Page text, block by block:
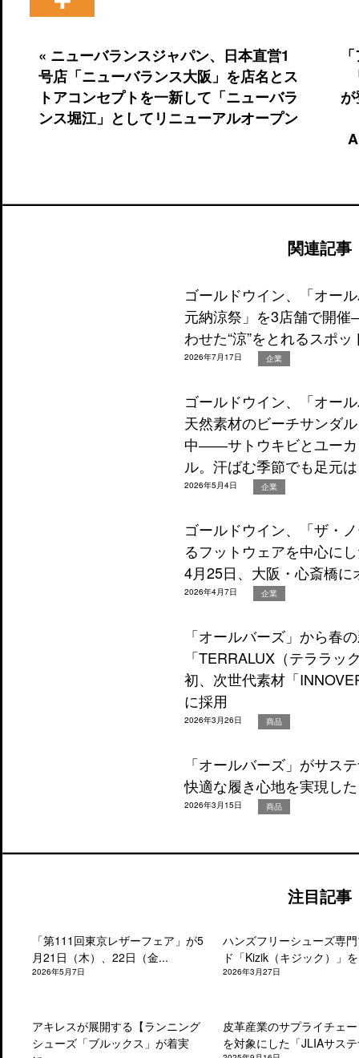
« ニューバランスジャパン、日本直営1
号店「ニューバランス大阪」を店名とス
トアコンセプトを一新して「ニューバラ
ンス堀江」としてリニューアルオープン
関連記事
ゴールドウイン、「オー
元納涼祭」を3店舗で開
わせた“涼”をとれるスポッ
2026年7月17日 企業
ゴールドウイン、「オー
天然素材のビーチサンダ
中――サトウキビとユーカ
ル。汗ばむ季節でも足元
2026年5月4日 企業
ゴールドウイン、「ザ・
るフットウェアを中心に
4月25日、大阪・心斎橋に
2026年4月7日 企業
「オールバーズ」から春
「TERRALUX（テララ
初、次世代素材「
に採用
2026年3月26日 商品
「オールバーズ」がサス
快適な履き心地を実現し
2026年3月15日 商品
注目記事
「第111回東京レザーフェア」が5
月21日（木）、22日（金...
2026年5月7日
ハンズフリーシューズ専
ド「Kizik（キジック）」
2026年3月27日
アキレスが展開する【ランニング
シューズ「ブルックス」が着実
皮革産業のサプライチェ
を対象にした「JLIAサス